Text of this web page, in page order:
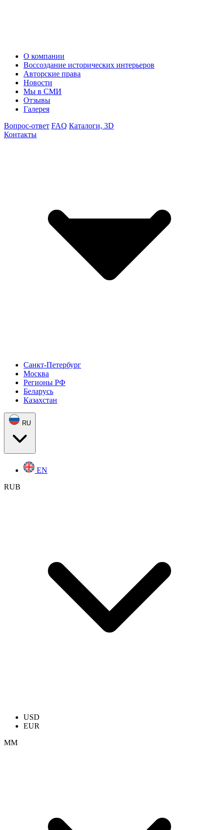
О компании
Воссоздание исторических интерьеров
Авторские права
Новости
Мы в СМИ
Отзывы
Галерея
Вопрос-ответ FAQ Каталоги, 3D
Контакты
Санкт-Петербург
Москва
Регионы РФ
Беларусь
Казахстан
RU
EN
RUB
USD
EUR
ММ